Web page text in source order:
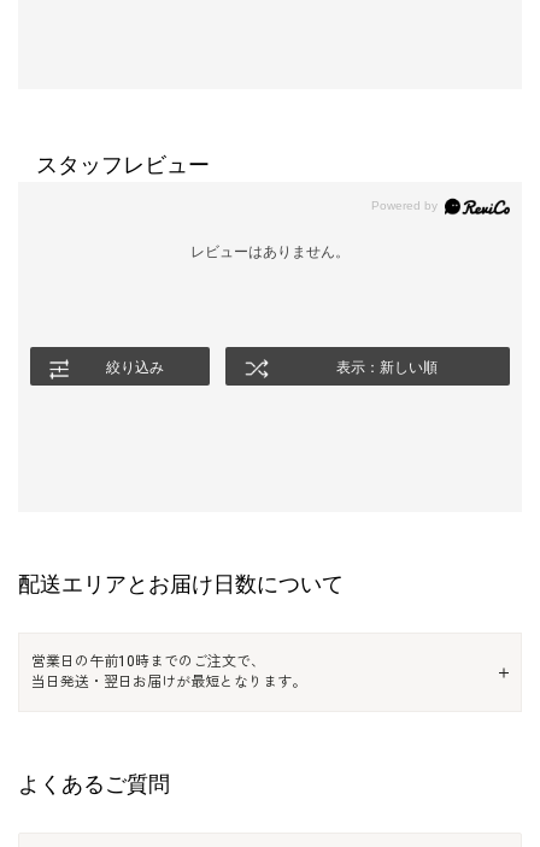
スタッフレビュー
レビューはありません。
絞り込み 表示：新しい順
配送エリアとお届け日数について
営業日の午前10時までのご注文で、
当日発送・翌日お届けが最短となります。
よくあるご質問